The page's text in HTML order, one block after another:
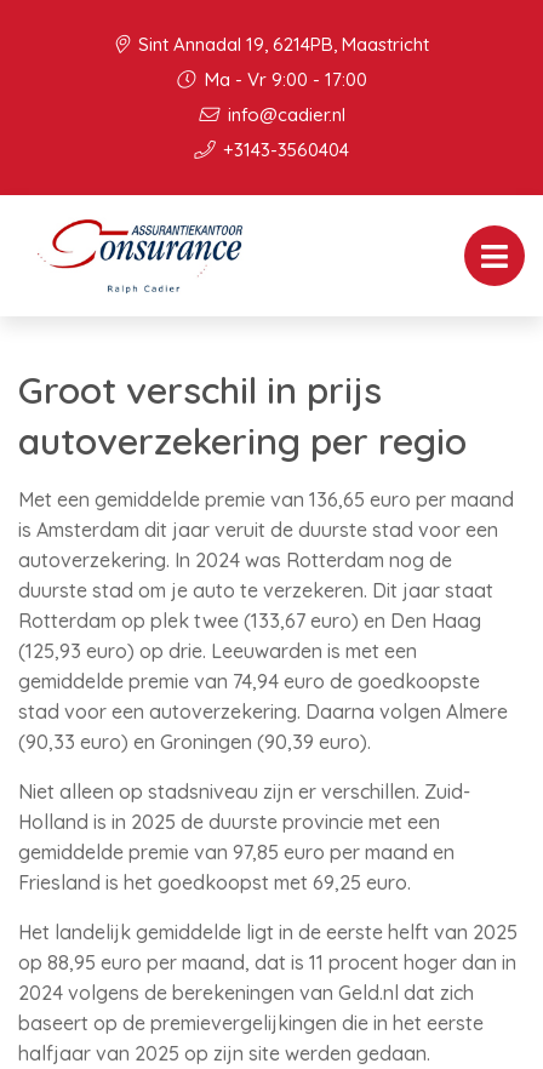
Sint Annadal 19, 6214PB, Maastricht
Ma - Vr 9:00 - 17:00
info@cadier.nl
+3143-3560404
Groot verschil in prijs
autoverzekering per regio
Met een gemiddelde premie van 136,65 euro per maand
is Amsterdam dit jaar veruit de duurste stad voor een
autoverzekering. In 2024 was Rotterdam nog de
duurste stad om je auto te verzekeren. Dit jaar staat
Rotterdam op plek twee (133,67 euro) en Den Haag
(125,93 euro) op drie. Leeuwarden is met een
gemiddelde premie van 74,94 euro de goedkoopste
stad voor een autoverzekering. Daarna volgen Almere
(90,33 euro) en Groningen (90,39 euro).
Niet alleen op stadsniveau zijn er verschillen. Zuid-
Holland is in 2025 de duurste provincie met een
gemiddelde premie van 97,85 euro per maand en
Friesland is het goedkoopst met 69,25 euro.
Het landelijk gemiddelde ligt in de eerste helft van 2025
op 88,95 euro per maand, dat is 11 procent hoger dan in
2024 volgens de berekeningen van Geld.nl dat zich
baseert op de premievergelijkingen die in het eerste
halfjaar van 2025 op zijn site werden gedaan.